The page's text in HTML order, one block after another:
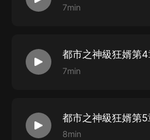
7min
都市之神級狂婿第
7min
都市之神級狂婿第
8min